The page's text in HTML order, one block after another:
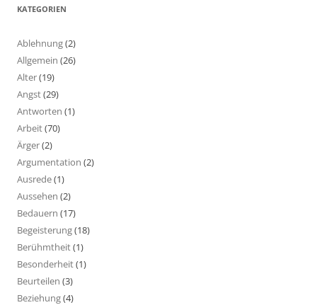
KATEGORIEN
Ablehnung(2)
Allgemein (26)
Alter(19)
Angst(29)
Antworten (1)
Arbeit(70)
Ärger(2)
Argumentation (2)
Ausrede(1)
Aussehen (2)
Bedauern (17)
Begeisterung(18)
Berühmtheit(1)
Besonderheit(1)
Beurteilen (3)
Beziehung(4)